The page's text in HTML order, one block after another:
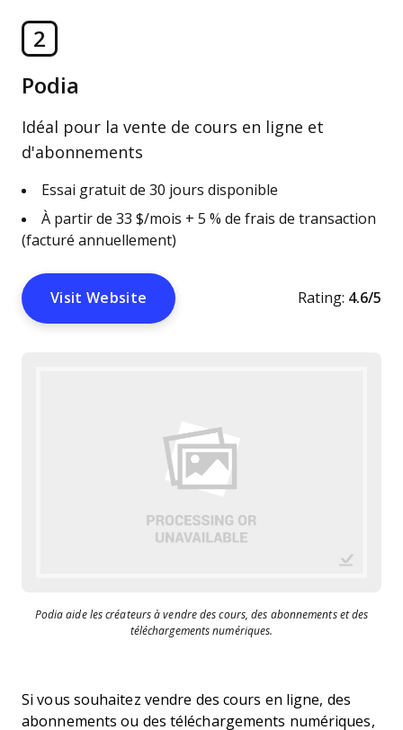
2
Podia
Idéal pour la vente de cours en ligne et
d'abonnements
Essai gratuit de 30 jours disponible
À partir de 33 $/mois + 5 % de frais de transaction
(facturé annuellement)
Visit Website Rating: 4.6/5
Podia aide les créateurs à vendre des cours, des abonnements et des
téléchargements numériques.
Si vous souhaitez vendre des cours en ligne, des
abonnements ou des téléchargements numériques,